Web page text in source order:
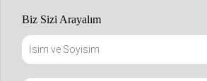
Biz Sizi Arayalım